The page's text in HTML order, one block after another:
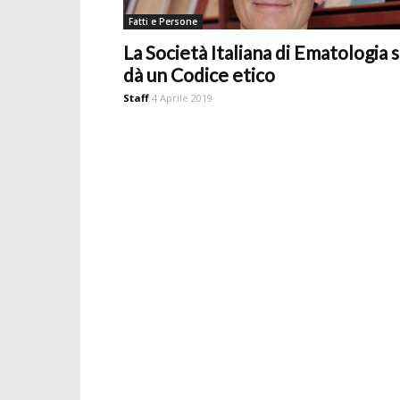
Fatti e Persone
La Società Italiana di Ematologia
dà un Codice etico
Staff 4 Aprile 2019